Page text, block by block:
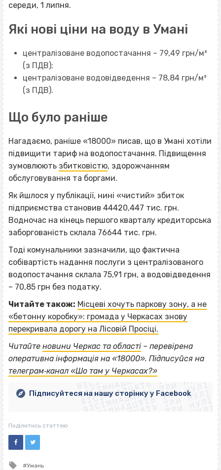
середи, 1 липня.
Які нові ціни на воду в Умані
централізоване водопостачання – 79,49 грн/м³
(з ПДВ);
централізоване водовідведення – 78,84 грн/м³
(з ПДВ).
Що було раніше
Нагадаємо, раніше «18000» писав, що в Умані хотіли
підвищити тариф на водопостачання. Підвищення
зумовлюють збитковістю, здорожчанням
обслуговування та боргами.
Як йшлося у публікації, нині «чистий» збиток
підприємства становив 44420,447 тис. грн.
Водночас на кінець першого кварталу кредиторська
заборгованість склала 76644 тис. грн.
Тоді комунальники зазначили, що фактична
собівартість надання послуги з централізованого
водопостачання склала 75,91 грн, а водовідведення
– 70,85 грн без податку.
Читайте також: Місцеві хочуть паркову зону, а не
«бетонну коробку»: громада у Черкасах знову
перекривала дорогу на Лісовій Просіці.
Читайте новини Черкас та області – перевірена
оперативна інформація на «18000». Підписуйся на
телеграм‐канал «Шо там у Черкасах?»
ВІСІМНАДЦЯТЬ ТРИ НУЛІ
ВІСІМНАДЦЯТЬ ТРИ НУЛІ
ВІСІМНАДЦЯТЬ ТРИ НУЛІ
ВІСІМНАДЦЯТЬ ТРИ НУЛІ
ВІСІМНАДЦЯТЬ ТРИ НУЛІ
ВІСІМНАДЦЯТЬ ТРИ НУЛІ
ВІСІМНАДЦЯТЬ ТРИ НУЛІ
ВІСІМНАДЦЯТЬ ТРИ НУЛІ
Підписуйтеся на нашу сторінку у Facebook
Поділитись статтею
Tagged
Умань